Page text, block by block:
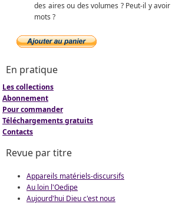
des aires ou des volumes ? Peut-il y
mots ?
En pratique
Les collections
Abonnement
Pour commander
Téléchargements gratuits
Contacts
Revue par titre
Appareils matériels-discursifs
Au loin l'Oedipe
Aujourd'hui Dieu c'est nous